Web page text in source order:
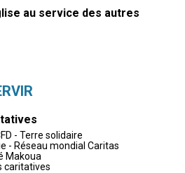
au service des autres
- Terre solidaire
- Réseau mondial Caritas
Makoua
caritatives